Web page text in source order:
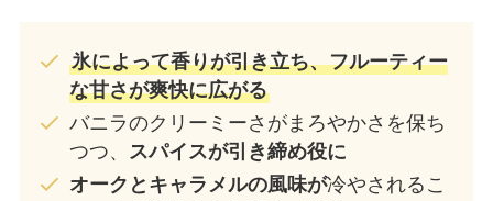
氷によって香りが引き立ち、フルーティー
な甘さが爽快に広がる
バニラのクリーミーさがまろやかさを保ち
つつ、 スパイスが引き締め役に
オークとキャラメルの風味が冷やされるこ